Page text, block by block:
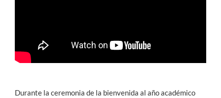
Académicos
Funcionarios
Durante la ceremonia de la bienvenida al año académico